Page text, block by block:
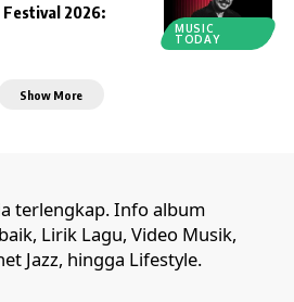
MUSIC
TODAY
Festival 2026:
Show More
terlengkap. Info album
Lirik Lagu, Video Musik,
Jazz, hingga Lifestyle.